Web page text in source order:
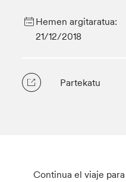
Hemen argitaratua:
21/12/2018
Partekatu
Continua el viaje